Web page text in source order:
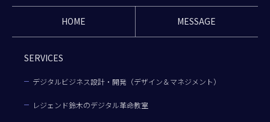
HOME MESSAGE
SERVICES
デジタルビジネス設計・開発（デザイン＆マネジメント）
レジェンド鈴木のデジタル革命教室